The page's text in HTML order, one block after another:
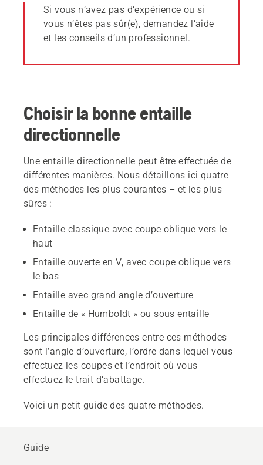
Si vous n’avez pas d’expérience ou si
vous n’êtes pas sûr(e), demandez l’aide
et les conseils d’un professionnel.
Choisir la bonne entaille
directionnelle
Une entaille directionnelle peut être effectuée de
différentes manières. Nous détaillons ici quatre
des méthodes les plus courantes – et les plus
sûres :
Entaille classique avec coupe oblique vers le
haut
Entaille ouverte en V, avec coupe oblique vers
le bas
Entaille avec grand angle d’ouverture
Entaille de « Humboldt » ou sous entaille
Les principales différences entre ces méthodes
sont l’angle d’ouverture, l’ordre dans lequel vous
effectuez les coupes et l’endroit où vous
effectuez le trait d’abattage.
Voici un petit guide des quatre méthodes.
Guide